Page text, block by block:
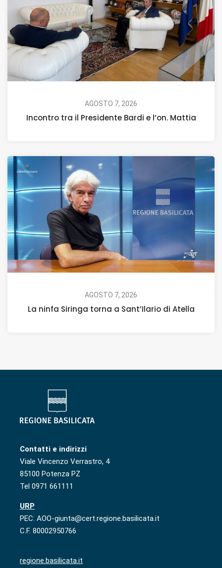
AGOSTO 7, 2026
Incontro tra il Presidente Bardi e l’on. Mattia
AGOSTO 7, 2026
La ninfa Siringa torna a Sant’Ilario di Atella
Contatti e indirizzi
Viale Vincenzo Verrastro, 4
85100 Potenza PZ
Tel 0971 661111
URP
PEC: AOO-giunta@cert.regione.basilicata.it
C.F. 80002950766
regione.basilicata.it